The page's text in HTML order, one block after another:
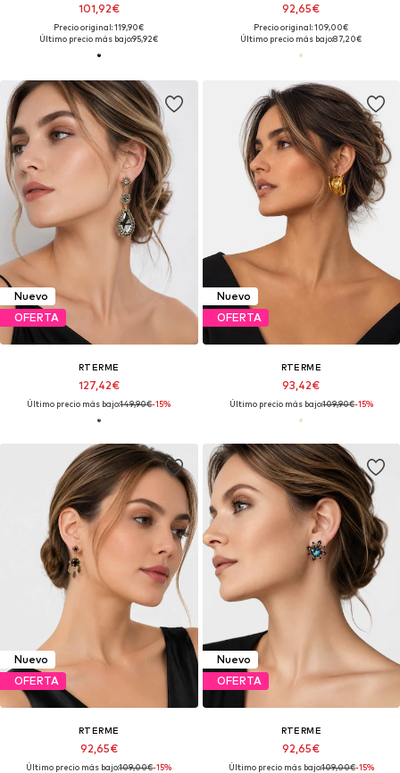
101,92€
Precio original: 119,90€
Último precio más bajo:95,92€
92,65€
Precio original: 109,00€
Último precio más bajo:87,20€
Nuevo
OFERTA
RTERME
127,42€
Último precio más bajo:149,90€-15%
Nuevo
OFERTA
RTERME
93,42€
Último precio más bajo:109,90€-15%
Nuevo
OFERTA
RTERME
92,65€
Último precio más bajo:109,00€-15%
Nuevo
OFERTA
RTERME
92,65€
Último precio más bajo:109,00€-15%